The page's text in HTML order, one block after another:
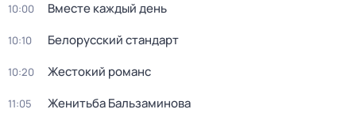
10:00 Вместе каждый день
10:10 Белорусский стандарт
10:20 Жестокий романс
11:05 Женитьба Бальзаминова